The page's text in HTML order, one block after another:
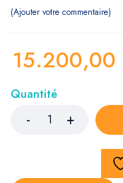
Ajouter votre commentaire
15.200,00
Quantité